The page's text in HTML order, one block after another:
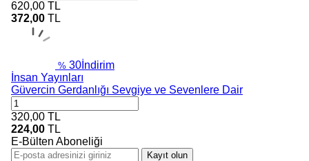
620,00 TL
372,00 TL
% 30 İndirim
İnsan Yayınları
Güvercin Gerdanlığı Sevgiye ve Sevenlere Dair
320,00 TL
224,00 TL
E-Bülten Aboneliği
Kayıt olun